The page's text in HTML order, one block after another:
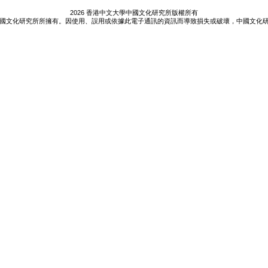
2026 香港中文大學中國文化研究所版權所有
文化研究所所擁有。因使用、誤用或依據此電子通訊的資訊而導致損失或破壞，中國文化研